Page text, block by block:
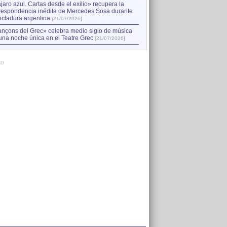
azul. Cartas desde el exilio» recupera la
inédita de Mercedes Sosa durante
argentina [21/07/2026]
del Grec» celebra medio siglo de música
noche única en el Teatre Grec [21/07/2026]